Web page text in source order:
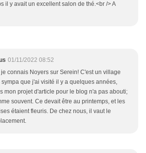
il y avait un excellent salon de thé.<br /> A
01/11/2022 08:52
je connais Noyers sur Serein! C'est un village
sympa que j'ai visité il y a quelques années,
mon projet d'article pour le blog n'a pas abouti;
souvent. Ce devait être au printemps, et les
étaient fleuris. De chez nous, il vaut le